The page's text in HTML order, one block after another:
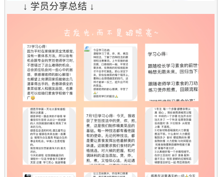
↓ 学员分享总结 ↓